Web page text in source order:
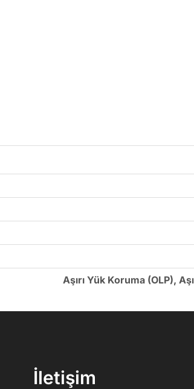
Aşırı Yük Koruma (OLP),
İletişim